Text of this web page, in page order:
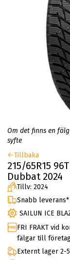
Om det finns en
syfte
Tillbaka
215/65R15
Dubbat 2024
Tillv: 2024
Snabb leverans*
SAILUN ICE
FRI FRAKT vid
fälgar till
Externt lager 2-